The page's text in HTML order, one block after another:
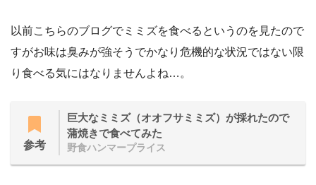
以前こちらのブログでミミズを食べるというのを見たので
すがお味は臭みが強そうでかなり危機的な状況ではない限
り食べる気にはなりませんよね…。
参考
巨大なミミズ（オオフサミミズ）が採れたので
蒲焼きで食べてみた
野食ハンマープライス